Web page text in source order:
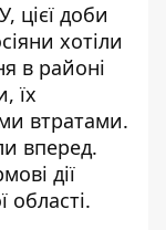
цієї доби
хотіли
в районі
їх
втратами.
вперед.
дії
області.